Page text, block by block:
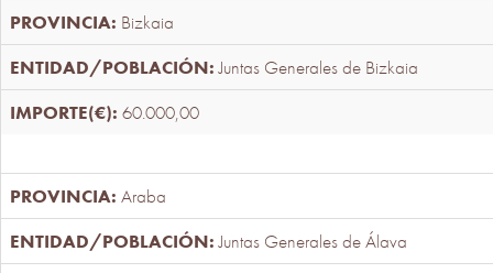
Bizkaia
Juntas Generales de Bizkaia
60.000,00
Araba
Juntas Generales de Álava